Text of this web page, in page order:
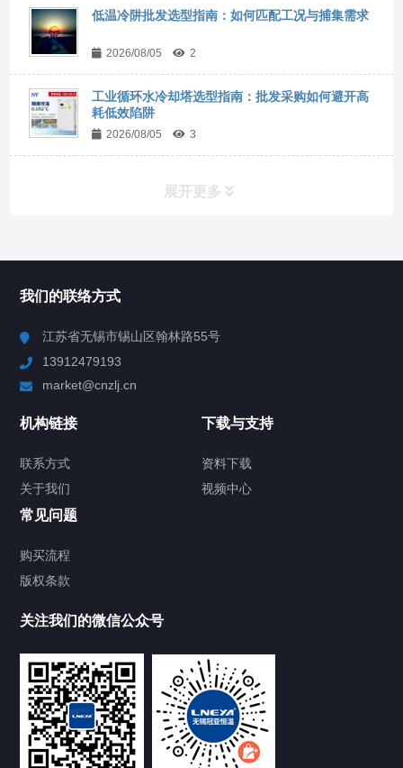
低温冷阱批发选型指南：如何匹配工况与捕集需求
2026/08/05 2
工业循环水冷却塔选型指南：批发采购如何避开高
耗低效陷阱
2026/08/05 3
展开更多
Chiller高精度制冷循环器
TCU温度控制单元
Chiller气体控温系统
Chamber试验箱
FREEZER低温箱
我们的联络方式
江苏省无锡市锡山区翰林路55号
13912479193
market@cnzlj.cn
机构链接
联系方式
关于我们
下载与支持
资料下载
视频中心
常见问题
购买流程
版权条款
关注我们的微信公众号